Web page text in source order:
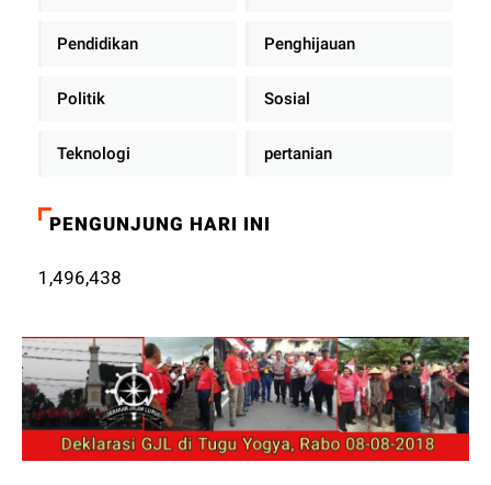
Pendidikan Penghijauan
Politik Sosial
Teknologi pertanian
PENGUNJUNG HARI INI
1,496,438